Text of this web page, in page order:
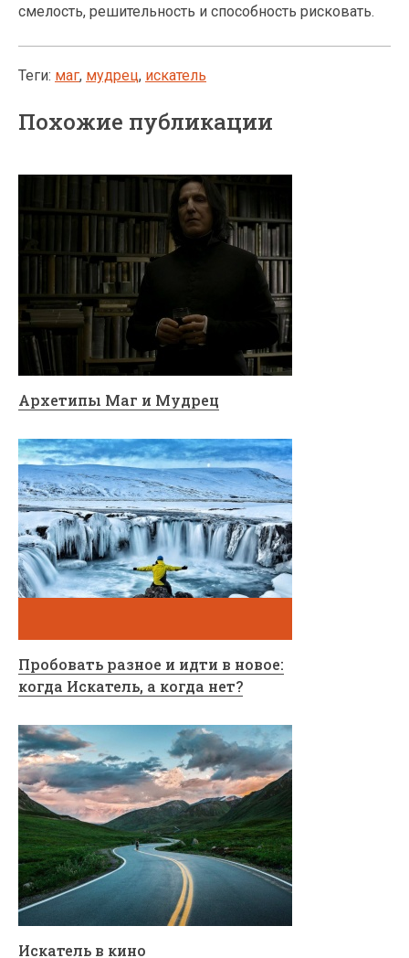
смелость, решительность и способность рисковать.
Теги: маг, мудрец, искатель
Похожие публикации
Архетипы Маг и Мудрец
Пробовать разное и идти в новое:
когда Искатель, а когда нет?
Искатель в кино